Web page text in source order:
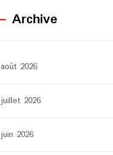
Archive
août 2026
juillet 2026
juin 2026